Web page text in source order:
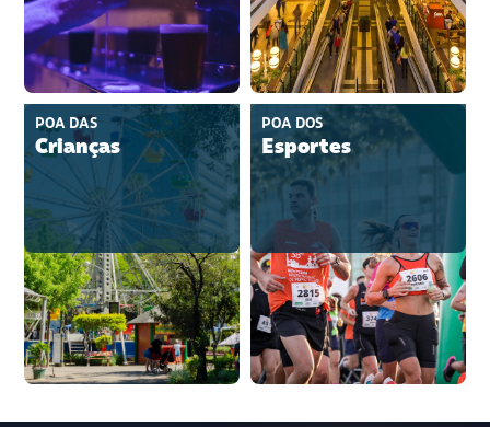
POA DAS
Crianças
POA DOS
Esportes